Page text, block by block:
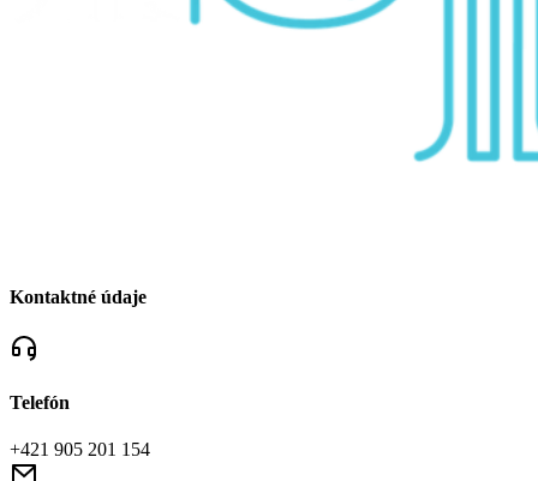
Kontaktné údaje
Telefón
+421 905 201 154